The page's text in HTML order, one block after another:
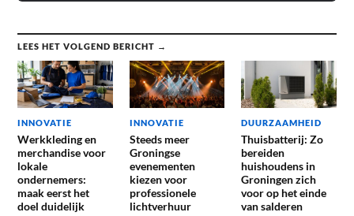
LEES HET VOLGEND BERICHT →
INNOVATIE
Werkkleding en
merchandise voor
lokale
ondernemers:
maak eerst het
doel duidelijk
INNOVATIE
Steeds meer
Groningse
evenementen
kiezen voor
professionele
lichtverhuur
DUURZAAMHEID
Thuisbatterij: Zo
bereiden
huishoudens in
Groningen zich
voor op het einde
van salderen